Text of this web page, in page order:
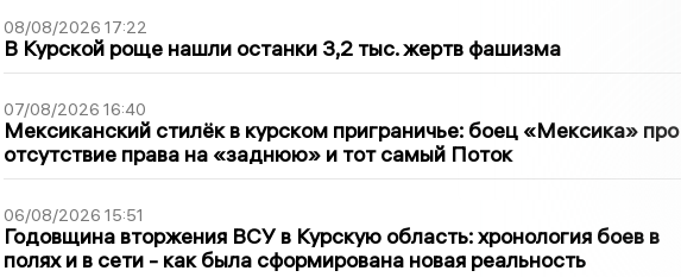
08/08/2026 17:22
В Курской роще нашли останки 3,2 тыс. жертв фашизма
07/08/2026 16:40
Мексиканский стилёк в курском приграничье: боец «Мексика» про
отсутствие права на «заднюю» и тот самый Поток
06/08/2026 15:51
Годовщина вторжения ВСУ в Курскую область: хронология боев в
полях и в сети - как была сформирована новая реальность